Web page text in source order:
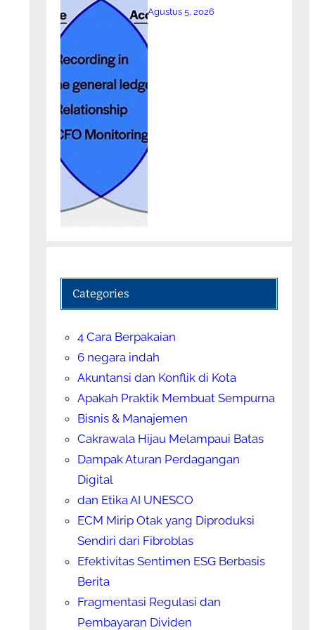
Agustus 5, 2026
Categories
4 Cara Berpakaian
6 negara indah
Akuntansi dan Konflik di Kota
Apakah Praktik Membuat Sempurna
Bisnis & Manajemen
Cakrawala Hijau Melampaui Batas
Dampak Aturan Perdagangan
Digital
dan Etika AI UNESCO
ECM Mirip Otak yang Diproduksi
Sendiri dari Fibroblas
Efektivitas Sentimen ESG Berbasis
Berita
Fragmentasi Regulasi dan
Pembayaran Dividen